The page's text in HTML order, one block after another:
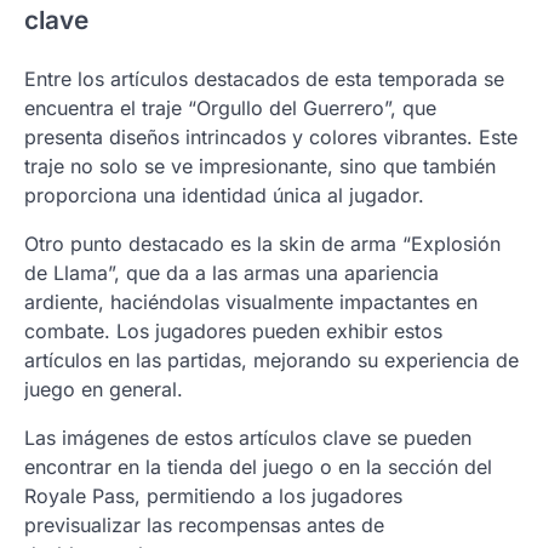
clave
Entre los artículos destacados de esta temporada se
encuentra el traje “Orgullo del Guerrero”, que
presenta diseños intrincados y colores vibrantes. Este
traje no solo se ve impresionante, sino que también
proporciona una identidad única al jugador.
Otro punto destacado es la skin de arma “Explosión
de Llama”, que da a las armas una apariencia
ardiente, haciéndolas visualmente impactantes en
combate. Los jugadores pueden exhibir estos
artículos en las partidas, mejorando su experiencia de
juego en general.
Las imágenes de estos artículos clave se pueden
encontrar en la tienda del juego o en la sección del
Royale Pass, permitiendo a los jugadores
previsualizar las recompensas antes de